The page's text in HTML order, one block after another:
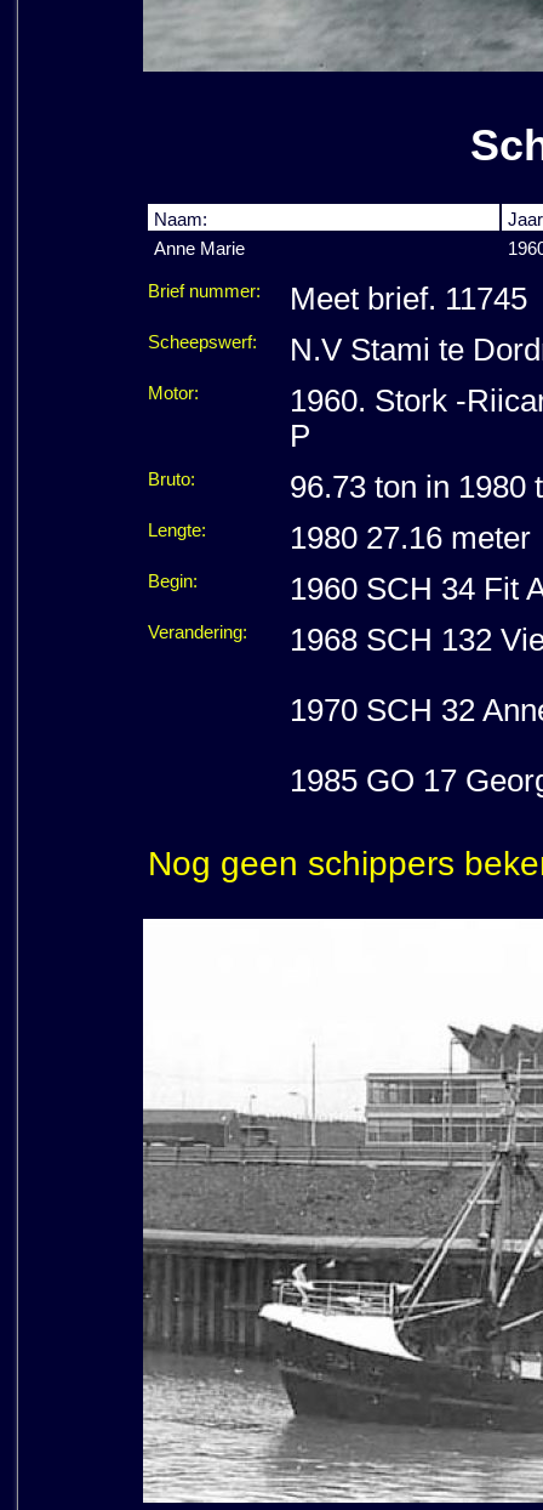
Naam:
Anne Marie
Brief nummer: Meet brief. 11745
Scheepswerf: N.V Stami te
Motor:
1960. Stork -
P
Bruto: 96.73 ton in 1980
Lengte: 1980 27.16 meter
Begin: 1960 SCH 34 Fit
Verandering: 1968 SCH 132
1970 SCH 32
1985 GO 17
Nog geen schippers